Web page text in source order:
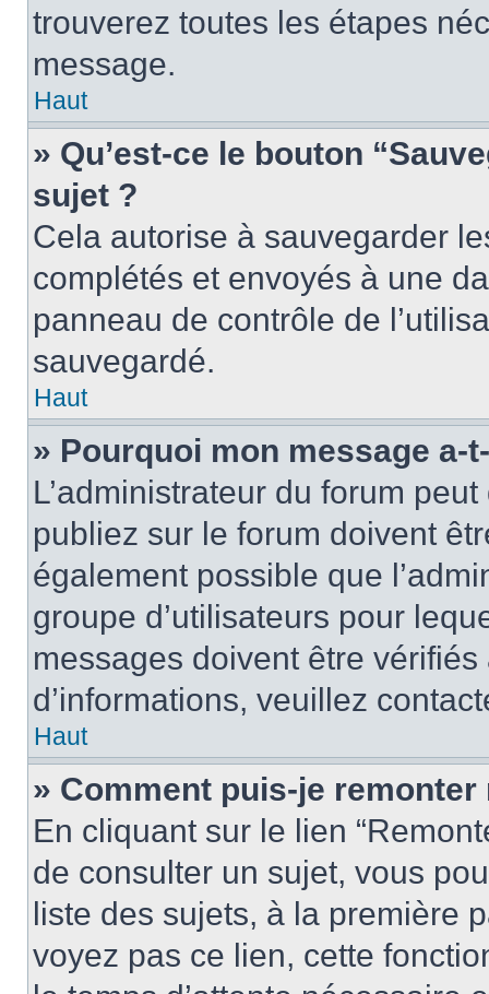
trouverez toutes les étapes
message.
Haut
» Qu’est-ce le bouton
sujet ?
Cela autorise à sauvegarder
complétés et envoyés à une
panneau de contrôle de
sauvegardé.
Haut
» Pourquoi mon message a-
L’administrateur du forum
publiez sur le forum doivent
également possible que
groupe d’utilisateurs pour
messages doivent être
d’informations, veuillez
Haut
» Comment puis-je
En cliquant sur le lien
de consulter un sujet, vous
liste des sujets, à la première
voyez pas ce lien, cette